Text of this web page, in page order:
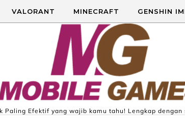
VALORANT MINECRAFT GENSHIN
Paling Efektif yang wajib kamu tahu! Lengkap